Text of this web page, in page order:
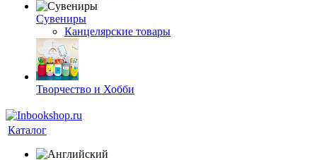
Сувениры
Канцелярские товары
Творчество и Хобби
Каталог